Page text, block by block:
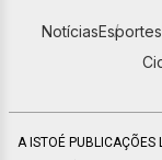
NotíciasEsportes
A ISTOÉ